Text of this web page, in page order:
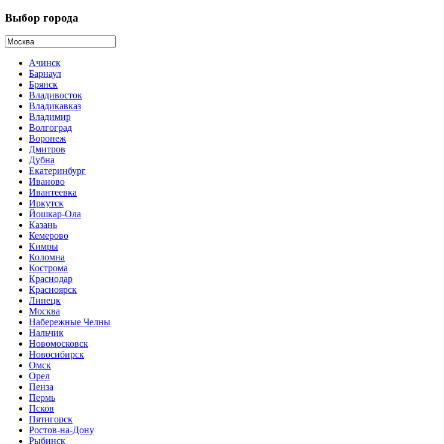
Выбор города
Ачинск
Барнаул
Брянск
Владивосток
Владикавказ
Владимир
Волгоград
Воронеж
Дмитров
Дубна
Екатеринбург
Иваново
Ивантеевка
Иркутск
Йошкар-Ола
Казань
Кемерово
Кимры
Коломна
Кострома
Краснодар
Красноярск
Липецк
Москва
Набережные Челны
Нальчик
Новомосковск
Новосибирск
Омск
Орел
Пенза
Пермь
Псков
Пятигорск
Ростов-на-Дону
Рыбинск